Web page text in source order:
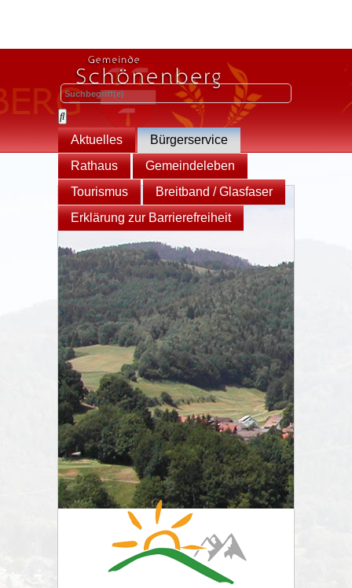
Aktuelles
Bürgerservice
Rathaus
Gemeindeleben
Tourismus
Breitband / Glasfaser
Erklärung zur Barrierefreiheit